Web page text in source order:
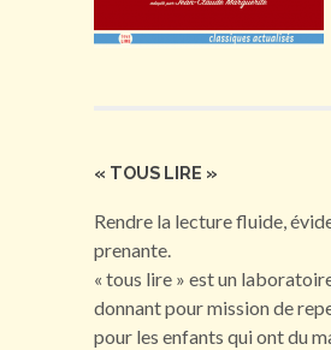
« TOUS LIRE »
Rendre la lecture fluide,
prenante.
« tous lire » est un
donnant pour mission de
pour les enfants qui ont du